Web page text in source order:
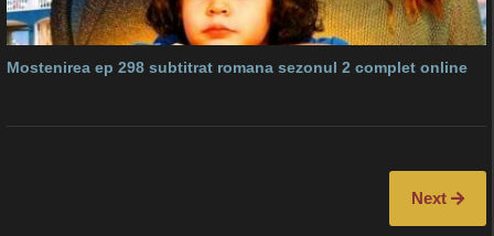
Mostenirea ep 298 subtitrat romana sezonul 2 complet online
Next